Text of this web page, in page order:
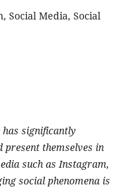
Social Media, Social
has significantly
present themselves in
such as Instagram,
social phenomena is